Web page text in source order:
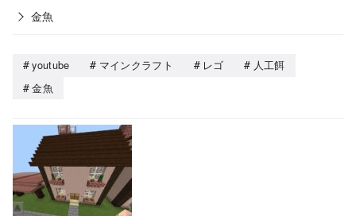
金魚
youtube マインクラフト レゴ
人工餌
金魚